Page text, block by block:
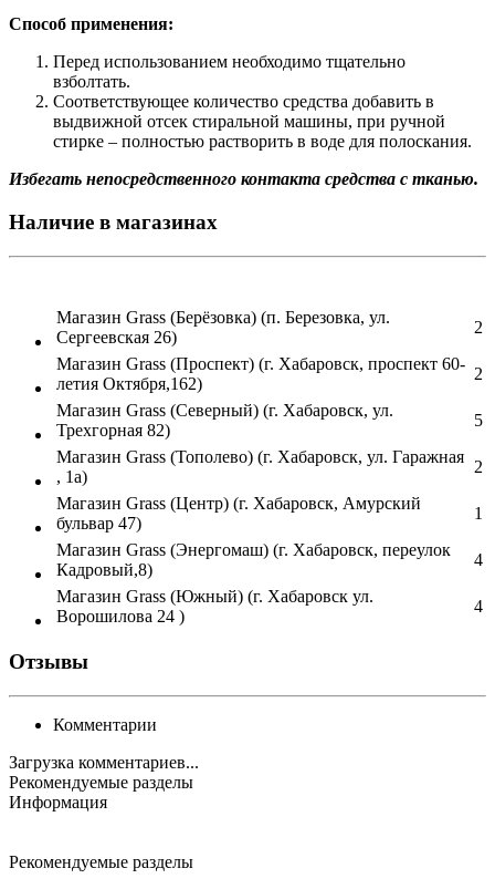
Способ применения:
Перед использованием необходимо тщательно
взболтать.
Соответствующее количество средства добавить в
выдвижной отсек стиральной машины, при ручной
стирке – полностью растворить в воде для полоскания.
Избегать непосредственного контакта средства с тканью.
Наличие в магазинах
Магазин Grass (Берёзовка) (п. Березовка, ул.
Сергеевская 26)
2
Магазин Grass (Проспект) (г. Хабаровск, проспект 60-
летия Октября,162)
2
Магазин Grass (Северный) (г. Хабаровск, ул.
Трехгорная 82)
5
Магазин Grass (Тополево) (г. Хабаровск, ул. Гаражная
, 1а)
2
Магазин Grass (Центр) (г. Хабаровск, Амурский
бульвар 47)
1
Магазин Grass (Энергомаш) (г. Хабаровск, переулок
Кадровый,8)
4
Магазин Grass (Южный) (г. Хабаровск ул.
Ворошилова 24 )
4
Отзывы
Комментарии
Загрузка комментариев...
Рекомендуемые разделы
Информация
Рекомендуемые разделы